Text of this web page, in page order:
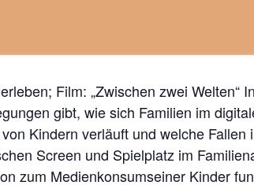
Film: „Zwischen zwei Welten“
gibt, wie sich Familien im
Kindern verläuft und welche
Screen und Spielplatz im
zum Medienkonsumseiner Kinder